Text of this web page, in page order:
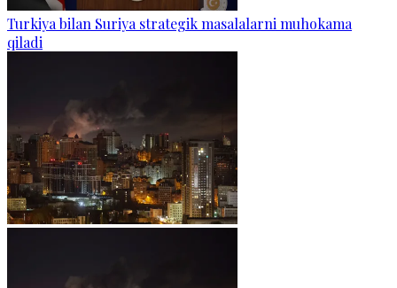
Turkiya bilan Suriya strategik masalalarni muhokama
qiladi